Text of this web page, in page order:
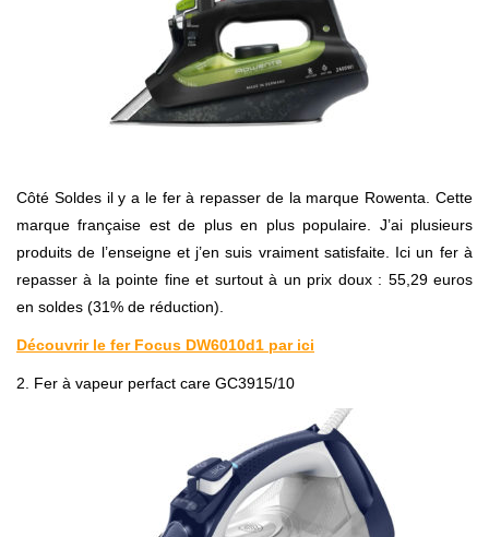
Côté Soldes il y a le fer à repasser de la marque Rowenta. Cette
marque française est de plus en plus populaire. J’ai plusieurs
produits de l’enseigne et j’en suis vraiment satisfaite. Ici un fer à
repasser à la pointe fine et surtout à un prix doux : 55,29 euros
en soldes (31% de réduction).
Découvrir le fer Focus DW6010d1 par ici
2. Fer à vapeur perfact care GC3915/10